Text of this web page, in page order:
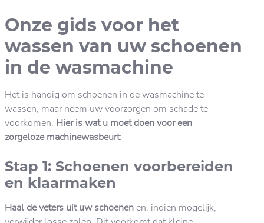
Onze gids voor het
wassen van uw schoenen
in de wasmachine
Het is handig om schoenen in de wasmachine te
wassen, maar neem uw voorzorgen om schade te
voorkomen. Hier is wat u moet doen voor een
zorgeloze machinewasbeurt:
Stap 1: Schoenen voorbereiden
en klaarmaken
Haal de veters uit uw schoenenen, indien mogelijk,